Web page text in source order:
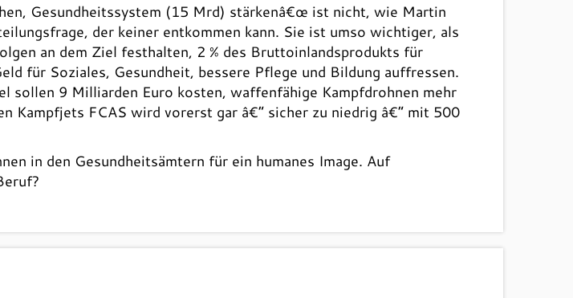
Gesundheitssystem (15 Mrd) stärkenâ€œ ist nicht, wie Martin
der keiner entkommen kann. Sie ist umso wichtiger, als
an dem Ziel festhalten, 2 % des Bruttoinlandsprodukts für
für Soziales, Gesundheit, bessere Pflege und Bildung auffressen.
9 Milliarden Euro kosten, waffenfähige Kampfdrohnen mehr
Kampfjets FCAS wird vorerst gar â€“ sicher zu niedrig â€“ mit 500
in den Gesundheitsämtern für ein humanes Image. Auf